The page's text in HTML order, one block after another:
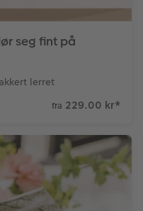
seg fint på
lerret
fra 229.00 kr*